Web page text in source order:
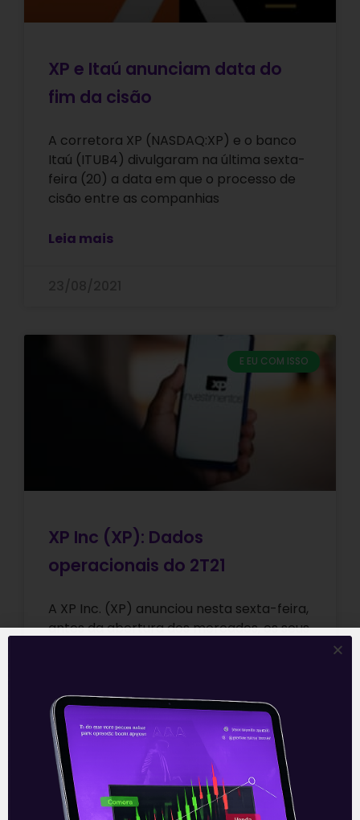
XP e Itaú anunciam data do
fim da cisão
A corretora XP (NASDAQ:XP) e o banco
Itaú (ITUB4) divulgaram na última sexta-
feira (20) a data em que o processo de
cisão entre as companhias
Leia mais
E EU COM ISSO
XP Inc (XP): Dados
operacionais do 2T21
A XP Inc. (XP) anunciou nesta sexta-feira,
antes da abertura dos mercados, os seus
Leia mais
16/07/2021